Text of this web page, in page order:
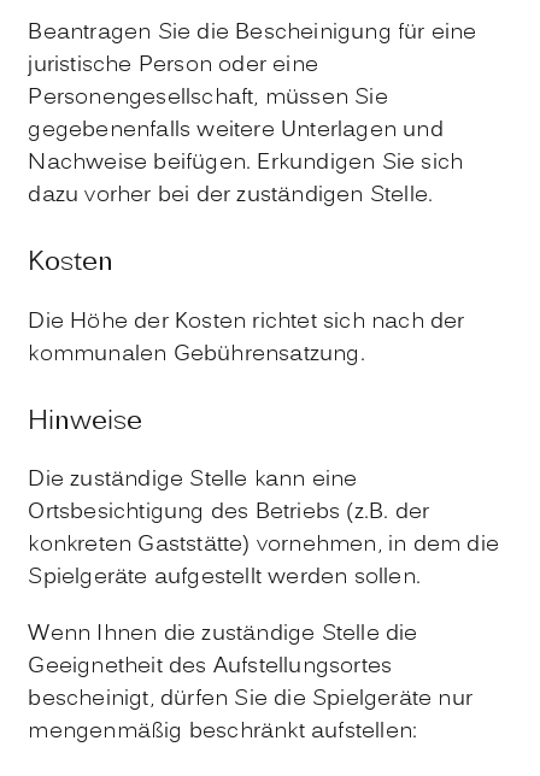
Beantragen Sie die Bescheinigung für eine
juristische Person oder eine
Personengesellschaft, müssen Sie
gegebenenfalls weitere Unterlagen und
Nachweise beifügen. Erkundigen Sie sich
dazu vorher bei der zuständigen Stelle.
Kosten
Die Höhe der Kosten richtet sich nach der
kommunalen Gebührensatzung.
Hinweise
Die zuständige Stelle kann eine
Ortsbesichtigung des Betriebs (z.B. der
konkreten Gaststätte) vornehmen, in dem die
Spielgeräte aufgestellt werden sollen.
Wenn Ihnen die zuständige Stelle die
Geeignetheit des Aufstellungsortes
bescheinigt, dürfen Sie die Spielgeräte nur
mengenmäßig beschränkt aufstellen: